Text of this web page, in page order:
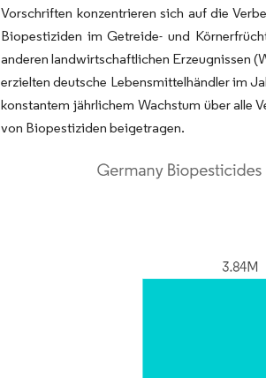
Vorschriften konzentrieren sich auf die
Biopestiziden im Getreide- und
anderen landwirtschaftlichen Erzeugnissen
erzielten deutsche Lebensmittelhändler im
konstantem jährlichem Wachstum über alle
von Biopestiziden beigetragen.